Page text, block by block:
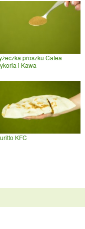
proszku Cafea
i Kawa
KFC